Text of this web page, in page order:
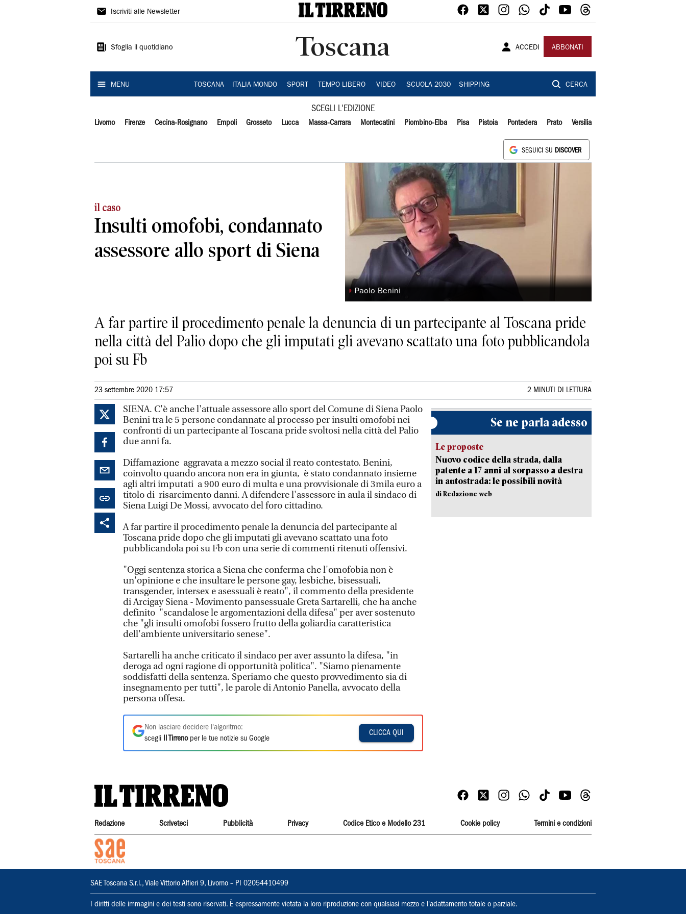
Il
Iscriviti alle Newsletter
Sfoglia il quotidiano Toscana ACCEDI ABBONATI
MENU TOSCANA ITALIA MONDO SPORT TEMPO LIBERO VIDEO SCUOLA 2030 SHIPPING CERCA
SCEGLI L'EDIZIONE
Livorno Firenze Cecina-Rosignano Empoli Grosseto Lucca Massa-Carrara Montecatini Piombino-Elba Pisa Pistoia Pontedera Prato Versilia
SEGUICI SU DISCOVER
il caso
Insulti omofobi, condannato
assessore allo sport di Siena
◗ Paolo Benini
A far partire il procedimento penale la denuncia di un partecipante al Toscana pride
nella città del Palio dopo che gli imputati gli avevano scattato una foto pubblicandola
poi su Fb
23 settembre 2020 17:57 2 MINUTI DI LETTURA
SIENA. C'è anche l'attuale assessore allo sport del Comune di Siena Paolo
Benini tra le 5 persone condannate al processo per insulti omofobi nei
confronti di un partecipante al Toscana pride svoltosi nella città del Palio
due anni fa.
Diffamazione aggravata a mezzo social il reato contestato. Benini,
coinvolto quando ancora non era in giunta, è stato condannato insieme
agli altri imputati a 900 euro di multa e una provvisionale di 3mila euro a
titolo di risarcimento danni. A difendere l'assessore in aula il sindaco di
Siena Luigi De Mossi, avvocato del foro cittadino.
A far partire il procedimento penale la denuncia del partecipante al
Toscana pride dopo che gli imputati gli avevano scattato una foto
pubblicandola poi su Fb con una serie di commenti ritenuti offensivi.
"Oggi sentenza storica a Siena che conferma che l'omofobia non è
un'opinione e che insultare le persone gay, lesbiche, bisessuali,
transgender, intersex e asessuali è reato", il commento della presidente
di Arcigay Siena - Movimento pansessuale Greta Sartarelli, che ha anche
definito "scandalose le argomentazioni della difesa" per aver sostenuto
che "gli insulti omofobi fossero frutto della goliardia caratteristica
dell'ambiente universitario senese".
Sartarelli ha anche criticato il sindaco per aver assunto la difesa, "in
deroga ad ogni ragione di opportunità politica". "Siamo pienamente
soddisfatti della sentenza. Speriamo che questo provvedimento sia di
insegnamento per tutti", le parole di Antonio Panella, avvocato della
persona offesa.
Non lasciare decidere l'algoritmo:
scegli
Il Tirrenoper le tue notizie su Google
CLICCA QUI
Se ne parla adesso
Le proposte
Nuovo codice della strada, dalla
patente a 17 anni al sorpasso a destra
in autostrada: le possibili novità
di Redazione web
Redazione Scriveteci Pubblicità Privacy Codice Etico e Modello 231 Cookie policy Termini e condizioni
SAE Toscana S.r.l., Viale Vittorio Alfieri 9, Livorno – PI 02054410499
I diritti delle immagini e dei testi sono riservati. È espressamente vietata la loro riproduzione con qualsiasi mezzo e l'adattamento totale o parziale.